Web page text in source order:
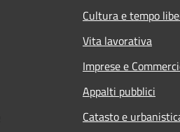
Cultura e tempo
Vita lavorativa
Imprese e
Appalti pubblici
Catasto e